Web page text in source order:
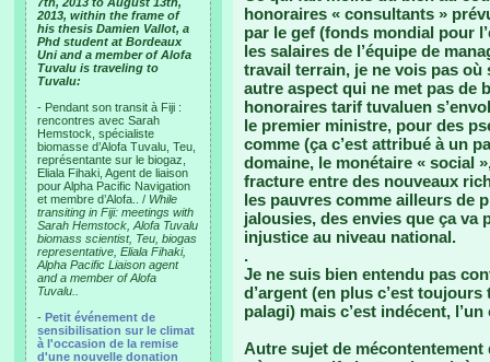
2013, within the frame of
his thesis Damien Vallot, a
Phd student at Bordeaux
Uni and a member of Alofa
Tuvalu is traveling to
Tuvalu:
- Pendant son transit à Fiji :
rencontres avec Sarah
Hemstock, spécialiste
biomasse d’Alofa Tuvalu, Teu,
représentante sur le biogaz,
Eliala Fihaki, Agent de liaison
pour Alpha Pacific Navigation
et membre d’Alofa.. / While
transiting in Fiji: meetings with
Sarah Hemstock, Alofa Tuvalu
biomass scientist, Teu, biogas
representative, Eliala Fihaki,
Alpha Pacific Liaison agent
and a member of Alofa
Tuvalu..
- Petit événement de
sensibilisation sur le climat
à l'occasion de la remise
d'une nouvelle donation
honoraires « consultants »
par le gef (fonds mondial pour
les salaires de l’équipe de
travail terrain, je ne vois pas
autre aspect qui ne met pas de
honoraires tarif tuvaluen
le premier ministre, pour des
comme (ça c’est attribué à un
domaine, le monétaire « social
fracture entre des nouveaux
les pauvres comme ailleurs de
jalousies, des envies que ça va
injustice au niveau national.
.
Je ne suis bien entendu pas
d’argent (en plus c’est
palagi) mais c’est indécent,
Autre sujet de